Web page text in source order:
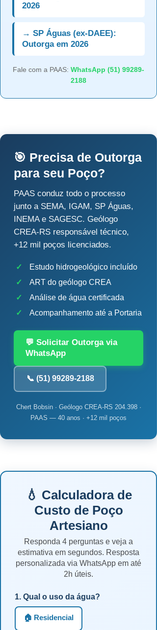
2026
→ SP Águas (ex-DAEE):
Outorga em 2026
Fale com a PAAS: WhatsApp (51) 99289-
2188
🎯 Precisa de Outorga
para seu Poço?
PAAS conduz todo o processo
junto a SEMA, IGAM, SP Águas,
INEMA e SAGESC. Geólogo
CREA-RS responsável técnico,
+12 mil poços licenciados.
✓
Estudo hidrogeológico incluído
✓
ART do geólogo CREA
✓
Análise de água certificada
✓
Acompanhamento até a Portaria
💬 Solicitar Outorga via
WhatsApp
📞 (51) 99289-2188
Chert Bobsin · Geólogo CREA-RS 204.398 ·
PAAS — 40 anos · +12 mil poços
💧 Calculadora de
Custo de Poço
Artesiano
Responda 4 perguntas e veja a
estimativa em segundos. Resposta
personalizada via WhatsApp em até
2h úteis.
1. Qual o uso da água?
🏠 Residencial